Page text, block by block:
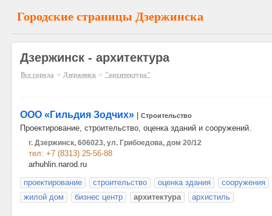
Городские страницы Дзержинска
Дзержинск - архитектура
Все города » Дзержинск » "архитектура"
ООО «Гильдия Зодчих» Строительство
Проектирование, строительство, оценка зданий и сооружений.
г. Дзержинск, 606023, ул. Грибоедова, дом 20/12
тел: +7 (8313) 25-56-88
arhuhlin.narod.ru
проектирование
строительство оценка здания
сооружения
жилой дом
бизнес центр архитектура архистиль